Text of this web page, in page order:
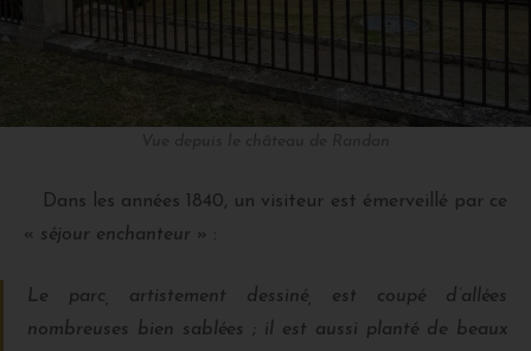
Dans les années 1840, un visiteur est émerveillé par ce
« séjour enchanteur » :
Le parc, artistement dessiné, est coupé d’allées
nombreuses bien sablées ; il est aussi planté de beaux